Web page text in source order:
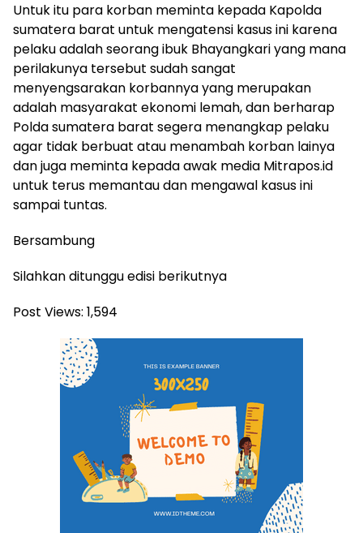
Untuk itu para korban meminta kepada Kapolda
sumatera barat untuk mengatensi kasus ini karena
pelaku adalah seorang ibuk Bhayangkari yang mana
perilakunya tersebut sudah sangat
menyengsarakan korbannya yang merupakan
adalah masyarakat ekonomi lemah, dan berharap
Polda sumatera barat segera menangkap pelaku
agar tidak berbuat atau menambah korban lainya
dan juga meminta kepada awak media Mitrapos.id
untuk terus memantau dan mengawal kasus ini
sampai tuntas.
Bersambung
Silahkan ditunggu edisi berikutnya
Post Views: 1,594